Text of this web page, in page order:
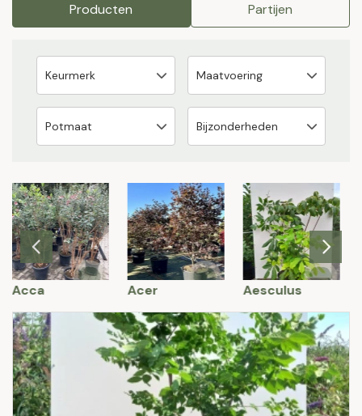
Producten
Partijen
Acca Acer Aesculus